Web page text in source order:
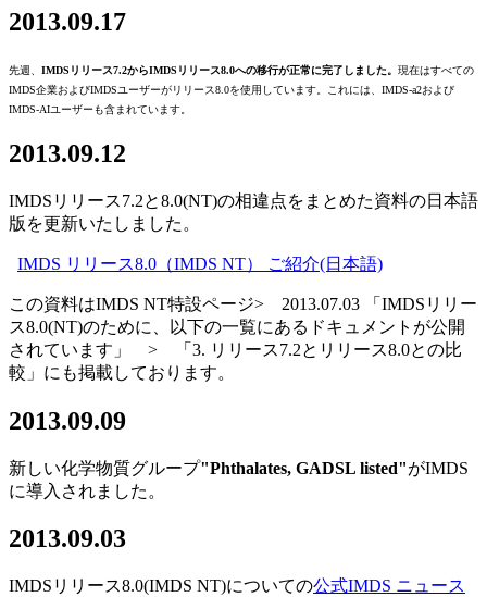
2013.09.17
先週、 IMDSリリース7.2からIMDSリリース8.0への移行が正常に完了しました。 現在はすべての
IMDS企業およびIMDSユーザーがリリース8.0を使用しています。これには、IMDS-a2および
IMDS-AIユーザーも含まれています。
2013.09.12
IMDSリリース7.2と8.0(NT)の相違点をまとめた資料の日本語
版を更新いたしました。
IMDS リリース8.0（IMDS NT） ご紹介(日本語)
この資料はIMDS NT特設ページ> 2013.07.03 「IMDSリリー
ス8.0(NT)のために、以下の一覧にあるドキュメントが公開
されています」 > 「3. リリース7.2とリリース8.0との比
較」にも掲載しております。
2013.09.09
新しい化学物質グループ"Phthalates, GADSL listed"がIMDS
に導入されました。
2013.09.03
IMDSリリース8.0(IMDS NT)についての公式IMDS ニュース